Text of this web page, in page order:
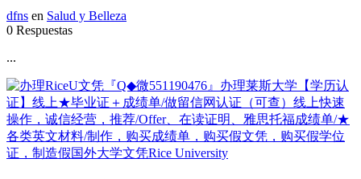
dfns en Salud y Belleza
0 Respuestas
...